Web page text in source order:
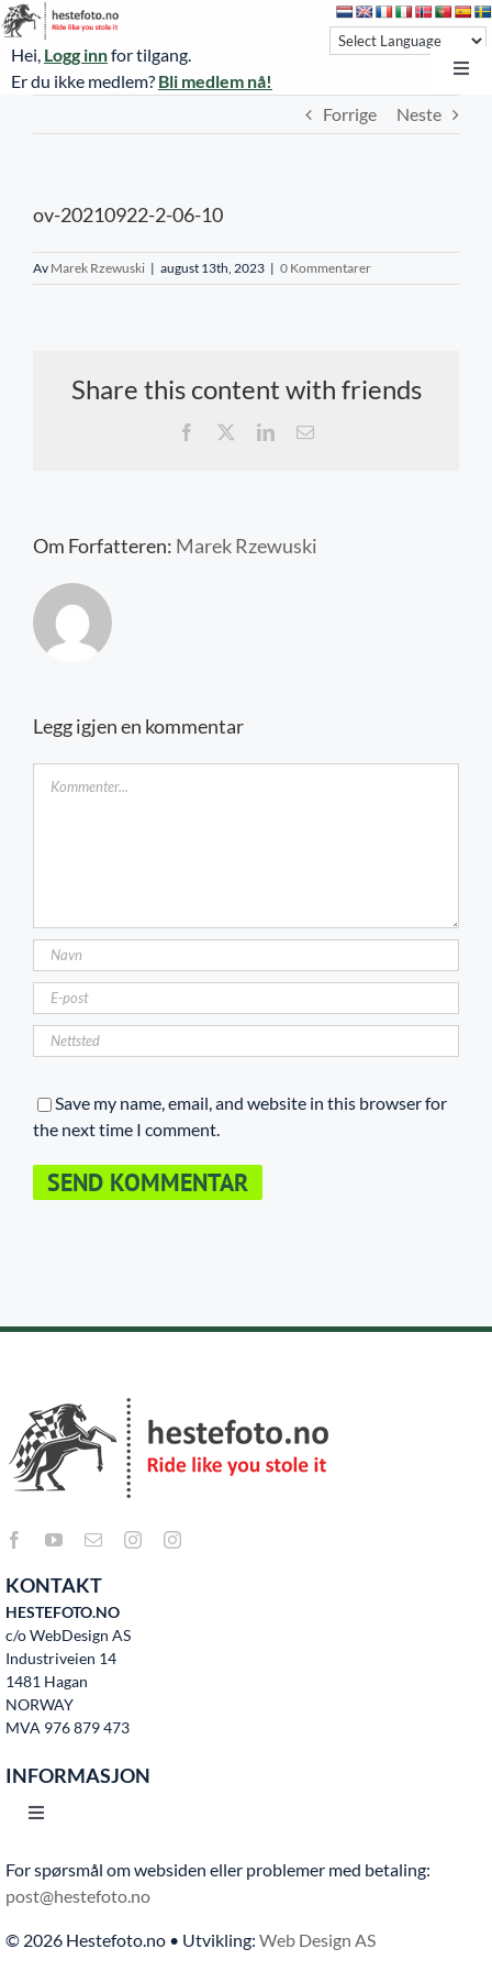
Skip
to
content
Hei, Logg innfor tilgang.
Er du ikke medlem? Bli medlem nå!
Øvrevoll treningsdager
NoARK
Forrige Neste
ov-20210922-2-06-10
Av Marek Rzewuski | august 13th, 2023 | 0 Kommentarer
Share this content with friends
Facebook LinkedIn
E-
Om Forfatteren: Marek Rzewuski
Legg igjen en kommentar
Save my name, email, and website in this browser for
the next time I comment.
KONTAKT
HESTEFOTO.NO
c/o WebDesign AS
Industriveien 14
1481 Hagan
NORWAY
MVA 976 879 473
INFORMASJON
Toggle
Hjem
Bruksvilkår
For spørsmål om websiden eller problemer med betaling:
post@hestefoto.no
© 2026 Hestefoto.no • Utvikling: Web Design AS